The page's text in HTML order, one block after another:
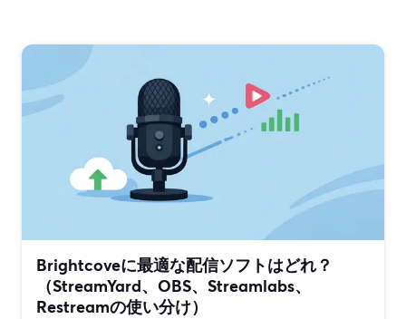
Brightcoveに最適な配信ソフトはどれ？
（StreamYard、OBS、Streamlabs、
Restreamの使い分け）